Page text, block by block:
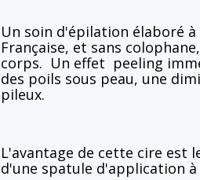
Un soin d'épilation élaboré
Française, et sans
corps. Un effet peeling
des poils sous peau, une
pileux.
L'avantage de cette cire est
d'une spatule d'application à